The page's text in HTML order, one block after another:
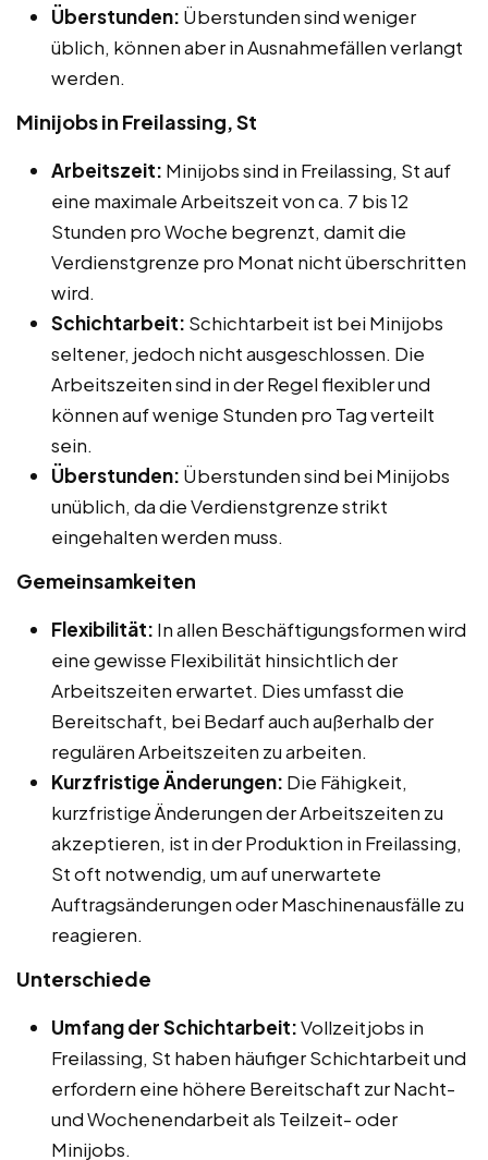
Überstunden: Überstunden sind weniger
üblich, können aber in Ausnahmefällen verlangt
werden.
Minijobs in Freilassing, St
Arbeitszeit: Minijobs sind in Freilassing, St auf
eine maximale Arbeitszeit von ca. 7 bis 12
Stunden pro Woche begrenzt, damit die
Verdienstgrenze pro Monat nicht überschritten
wird.
Schichtarbeit: Schichtarbeit ist bei Minijobs
seltener, jedoch nicht ausgeschlossen. Die
Arbeitszeiten sind in der Regel flexibler und
können auf wenige Stunden pro Tag verteilt
sein.
Überstunden: Überstunden sind bei Minijobs
unüblich, da die Verdienstgrenze strikt
eingehalten werden muss.
Gemeinsamkeiten
Flexibilität: In allen Beschäftigungsformen wird
eine gewisse Flexibilität hinsichtlich der
Arbeitszeiten erwartet. Dies umfasst die
Bereitschaft, bei Bedarf auch außerhalb der
regulären Arbeitszeiten zu arbeiten.
Kurzfristige Änderungen: Die Fähigkeit,
kurzfristige Änderungen der Arbeitszeiten zu
akzeptieren, ist in der Produktion in Freilassing,
St oft notwendig, um auf unerwartete
Auftragsänderungen oder Maschinenausfälle zu
reagieren.
Unterschiede
Umfang der Schichtarbeit:Vollzeitjobs in
Freilassing, St haben häufiger Schichtarbeit und
erfordern eine höhere Bereitschaft zur Nacht-
und Wochenendarbeit als Teilzeit- oder
Minijobs.